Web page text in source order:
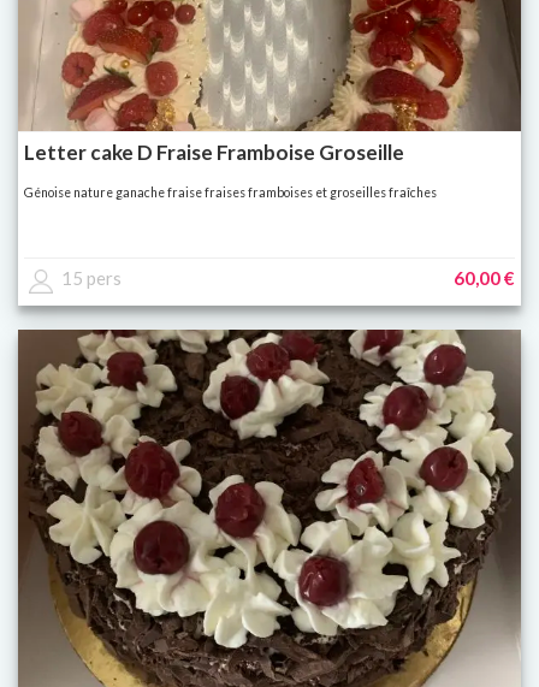
Letter cake D Fraise Framboise Groseille
Génoise nature ganache fraise fraises framboises et groseilles fraîches
15 pers 60,00 €